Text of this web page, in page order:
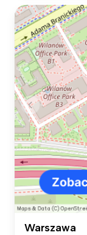
Warszawa